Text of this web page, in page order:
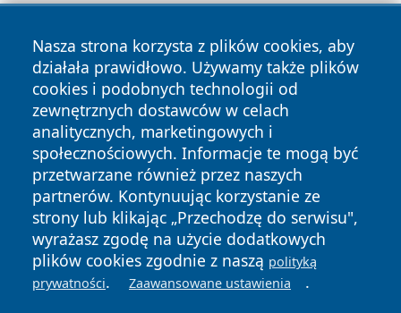
Nasza strona korzysta z plików cookies, aby
działała prawidłowo. Używamy także plików
cookies i podobnych technologii od
zewnętrznych dostawców w celach
analitycznych, marketingowych i
społecznościowych. Informacje te mogą być
przetwarzane również przez naszych
partnerów. Kontynuując korzystanie ze
strony lub klikając „Przechodzę do serwisu",
wyrażasz zgodę na użycie dodatkowych
plików cookies zgodnie z naszą polityką
prywatności. Zaawansowane ustawienia .
Copyright © 2026 czestochowanews.pl Wszystkie prawa
zastrzeżone.
News Autorzy
Polityka
Prywatności
Polityka
Cookies
cześć